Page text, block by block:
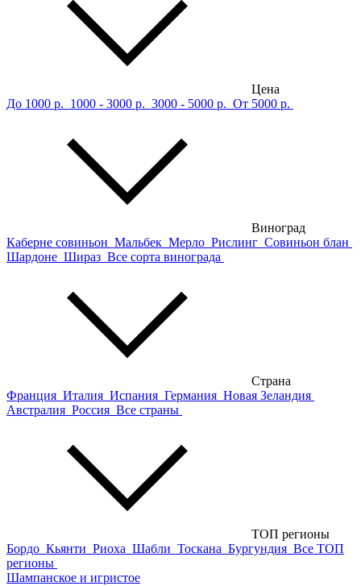
Цена
До 1000 р. 1000 - 3000 р. 3000 - 5000 р. От 5000 р.
Виноград
Каберне совиньон Мальбек Мерло Рислинг Совиньон блан
Шардоне Шираз Все сорта винограда
Страна
Франция Италия Испания Германия Новая Зеландия
Австралия Россия Все страны
ТОП регионы
Бордо Кьянти Риоха Шабли Тоскана Бургундия Все ТОП
регионы
Шампанское и игристое